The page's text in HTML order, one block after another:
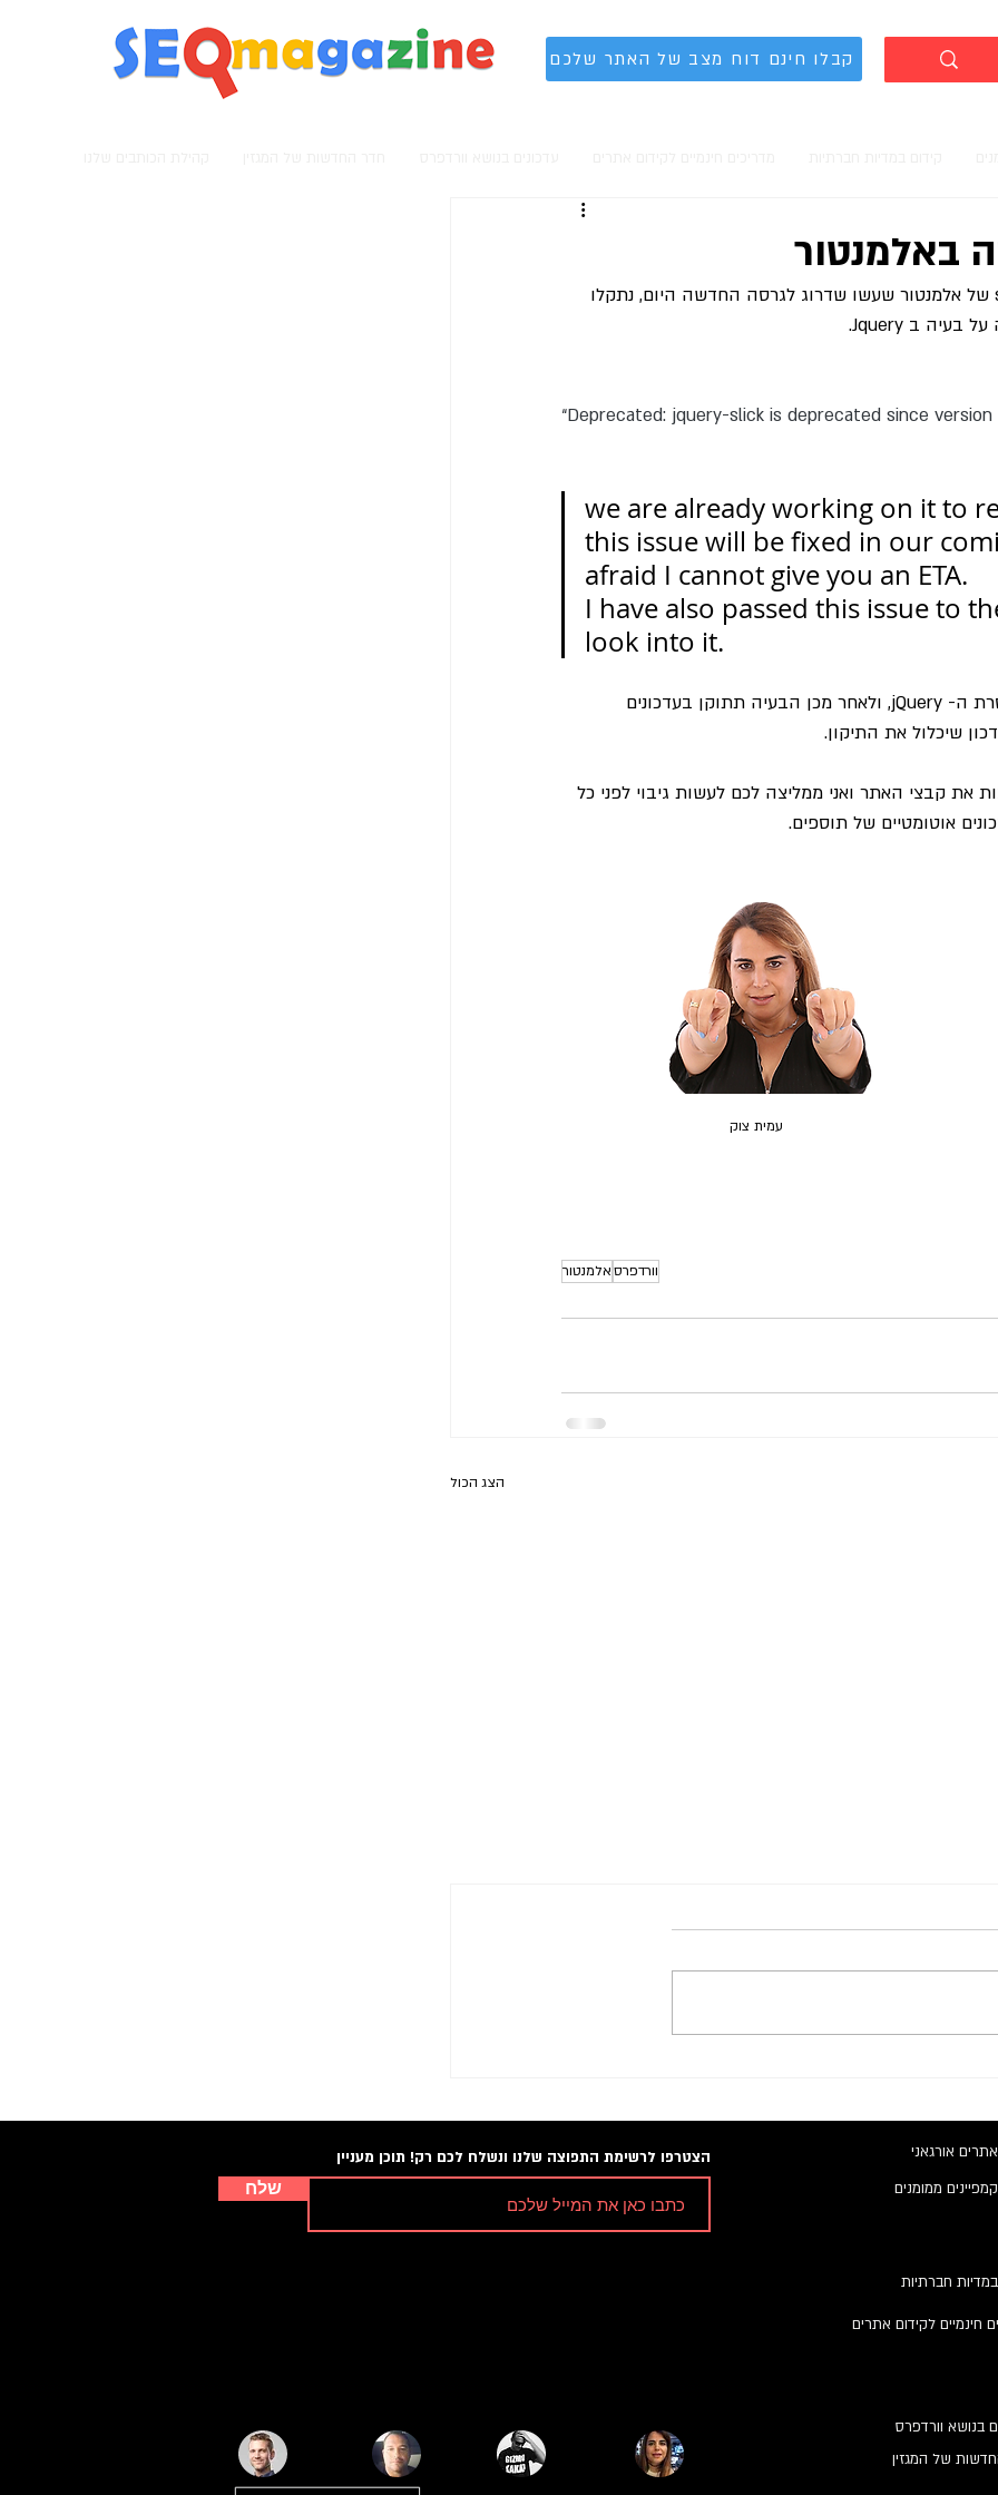
קבלו חינם דוח מצב של האתר שלכם
באלמנטור
בחלק מאתרי וורדפרס שעושים שימוש ב site builder של אלמנטור שעשו שדרוג לגרסה החדשה היום, נתקלו
“Deprecated: jquery-slick is deprecated since version
we are already working on it to
this issue will be fixed in our
afraid I cannot give you an ETA.
I have also passed this issue to
look into it.
בפיתוח של אלמנטור הגיבו כי הם כבר עובדים על הסרת ה- jQuery, ולאחר מכן הבעיה תתוקן בעדכונים
שיכלול את התיקון.
את קבצי האתר ואני ממליצה לכם לעשות גיבוי לפני כל
אוטומטיים של תוספים.
עמית צוק
וורדפרסאלמנטור
הצג הכול
שלח
הצטרפו לרשימת התפוצה שלנו ונשלח לכם רק! תוכן מעניין
אורגאני
ממומנים
חברתיות
חינמיים לקידום אתרים
בנושא וורדפרס
של המגזין